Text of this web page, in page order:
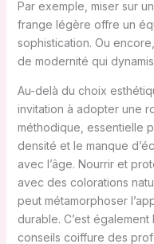
Par exemple, miser sur
frange légère offre un
sophistication. Ou
de modernité qui
Au-delà du choix
invitation à adopter une
méthodique, essentielle
densité et le manque
avec l’âge. Nourrir et
avec des colorations
peut métamorphoser
durable. C’est
conseils coiffure des